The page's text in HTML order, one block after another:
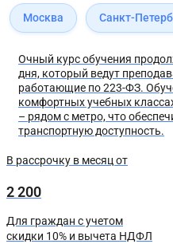
Москва Санкт-
Очный курс обучения
дня, который ведут
работающие по 223-ФЗ.
комфортных учебных
– рядом с метро, что
транспортную доступность.
В рассрочку в месяц от
2 200
Для граждан с учетом
скидки 10% и вычета НДФЛ